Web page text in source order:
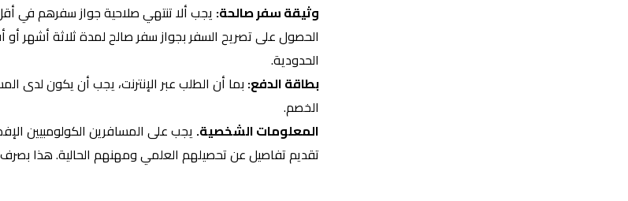
وثيقة سفر صالحة:
الحصول على تصريح السفر بجواز سفر صالح لمدة ثلاثة أشهر أو
الحدودية.
بطاقة الدفع: بما أن الطلب عبر الإنترنت، يجب أن يكون لدى
الخصم.
المعلومات الشخصية. يجب على المسافرين الكولومبيين
تقديم تفاصيل عن تحصيلهم العلمي ومهنهم الحالية. هذا